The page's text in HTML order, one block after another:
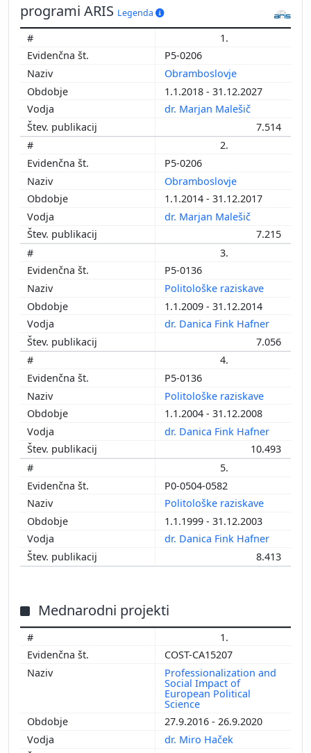
programi ARIS Legenda
1.
P5-0206
Obramboslovje
1.1.2018 - 31.12.2027
dr. Marjan Malešič
7.514
2.
P5-0206
Obramboslovje
1.1.2014 - 31.12.2017
dr. Marjan Malešič
7.215
3.
P5-0136
Politološke raziskave
1.1.2009 - 31.12.2014
dr. Danica Fink Hafner
7.056
4.
P5-0136
Politološke raziskave
1.1.2004 - 31.12.2008
dr. Danica Fink Hafner
10.493
5.
P0-0504-0582
Politološke raziskave
1.1.1999 - 31.12.2003
dr. Danica Fink Hafner
8.413
Mednarodni projekti
1.
COST-CA15207
Professionalization and
Social Impact of
European Political
Science
27.9.2016 - 26.9.2020
dr. Miro Haček